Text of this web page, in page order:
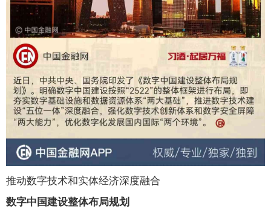
推动数字技术和实体经济深度融合
数字中国建设整体布局规划